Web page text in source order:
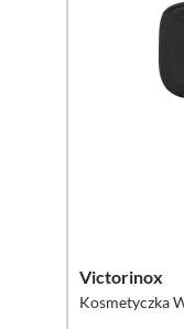
Victorinox
Kosmetyczka